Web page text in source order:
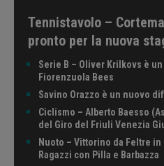
Tennistavolo –
pronto per la nuova
Serie B – Oliver Krilkovs è
Fiorenzuola Bees
Savino Orazzo è un nuovo
Ciclismo – Alberto Baesso
del Giro del Friuli Venezia
Nuoto – Vittorino da Feltre
Ragazzi con Pilla e Barbazza